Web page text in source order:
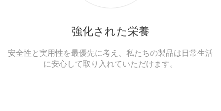
強化された栄養
安全性と実用性を最優先に考え、私たちの製品は日常生活
に安心して取り入れていただけます。